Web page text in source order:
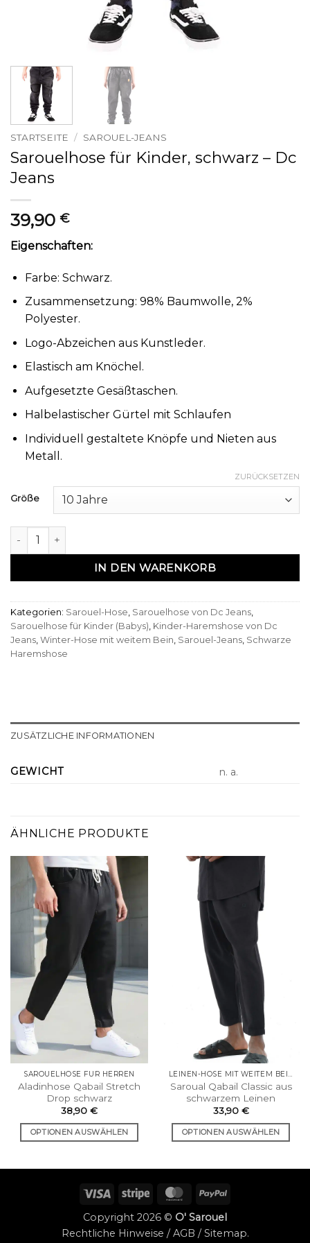
STARTSEITE / SAROUEL-JEANS
Sarouelhose für Kinder, schwarz – Dc
Jeans
39,90 €
Eigenschaften:
Farbe: Schwarz.
Zusammensetzung: 98% Baumwolle, 2%
Polyester.
Logo-Abzeichen aus Kunstleder.
Elastisch am Knöchel.
Aufgesetzte Gesäßtaschen.
Halbelastischer Gürtel mit Schlaufen
Individuell gestaltete Knöpfe und Nieten aus
Metall.
Größe
ZURÜCKSETZEN
Sarouel enfant pants noir - Dc Jeans Menge
IN DEN WARENKORB
Kategorien: Sarouel-Hose Sarouelhose von Dc Jeans
Sarouelhose für Kinder (Babys) Kinder-Haremshose von Dc
Jeans Winter-Hose mit weitem Bein Sarouel-Jeans Schwarze
Haremshose
ZUSÄTZLICHE INFORMATIONEN
GEWICHT n. a.
ÄHNLICHE PRODUKTE
SAROUELHOSE FÜR HERREN
Aladinhose Qabail Stretch
Drop schwarz
38,90 €
OPTIONEN AUSWÄHLEN
mehrere
Die
Optionen
LEINEN-HOSE MIT WEITEM BEIN
Saroual Qabail Classic aus
schwarzem Leinen
33,90 €
OPTIONEN AUSWÄHLEN
Optionen
Visum Streifen MasterCardPayPal
Copyright 2026 © O' Sarouel
Rechtliche Hinweise /AGB /Sitemap.